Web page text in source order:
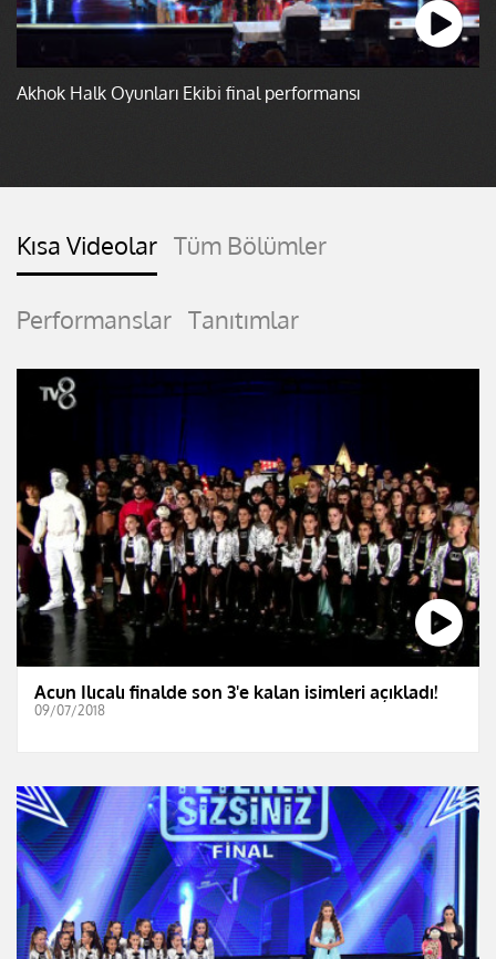
Akhok Halk Oyunları Ekibi final performansı
Kısa Videolar Tüm Bölümler
Performanslar Tanıtımlar
Acun Ilıcalı finalde son 3'e kalan isimleri açıkladı!
09/07/2018